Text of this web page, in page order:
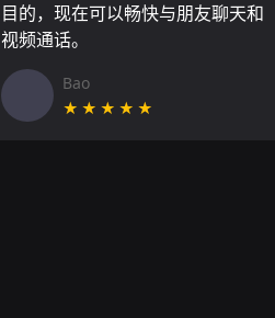
目的，现在可以畅快与朋友聊天和
视频通话。
Bao
★★★★★